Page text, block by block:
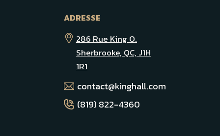
ADRESSE
286 Rue King O.
Sherbrooke, QC, J1H
1R1
contact@kinghall.com
(819) 822-4360